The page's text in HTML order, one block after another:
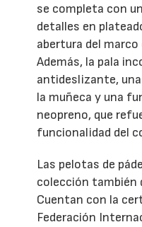
se completa con
detalles en
abertura del
Además, la pala
antideslizante,
la muñeca y una
neopreno, que
funcionalidad del
Las pelotas de
colección también
Cuentan con la
Federación